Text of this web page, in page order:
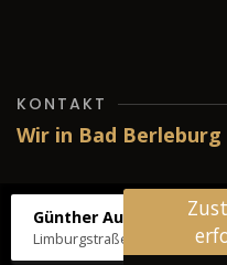
KONTAKT
Wir in Bad Berleburg
Günther Autos &
Limburgstraße 39, 57319